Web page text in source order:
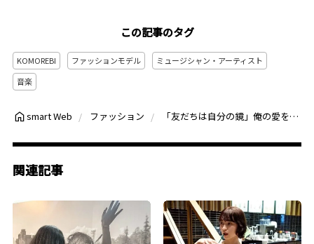
この記事のタグ
KOMOREBI ファッションモデル
ミュージシャン・アーティスト
音楽
smart Web ファッション 「友だちは自分の鏡」俺の愛を“見える愛として恩返しすることが友だち、家族との約束 | ファッションモデル・サムの好きなもの
関連記事